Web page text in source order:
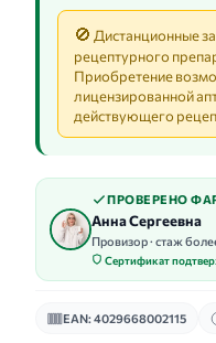
🚫 Дистанционные
рецептурного
Приобретение
лицензированной
действующего
ПРОВЕРЕНО
Анна Сергеевна
Провизор · стаж
Сертификат
EAN: 4029668002115